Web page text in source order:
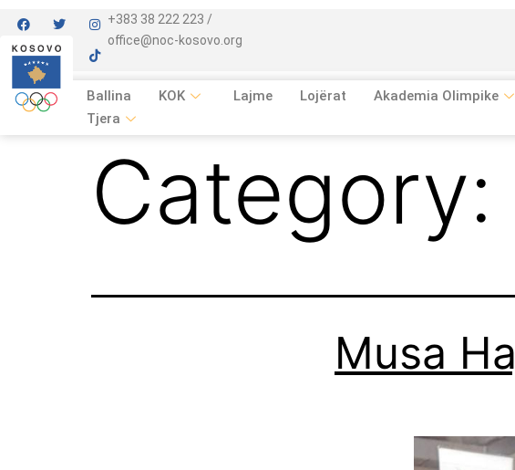
+383 38 222 223 /
office@noc-kosovo.org
Ballina KOK Lajme Lojërat Akademia Olimpike
Tjera
Category:
Musa